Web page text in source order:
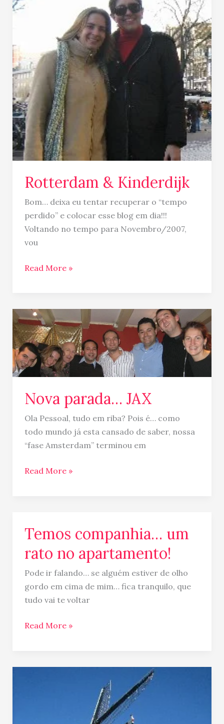
Rotterdam & Kinderdijk
Bom… deixa eu tentar recuperar o “tempo
perdido” e colocar esse blog em dia!!!
Voltando no tempo para Novembro/2007,
vou
Kinderdijk
Read More »
Nova parada… JAX
Ola Pessoal, tudo em riba? Pois é… como
todo mundo já esta cansado de saber, nossa
“fase Amsterdam” terminou em
Nova
parada…
JAX
Read More »
Temos companhia… um
rato no apartamento!
Pode ir falando… se alguém estiver de olho
gordo em cima de mim… fica tranquilo, que
tudo vai te voltar
Temos
um
rato
no
apartamento!
Read More »